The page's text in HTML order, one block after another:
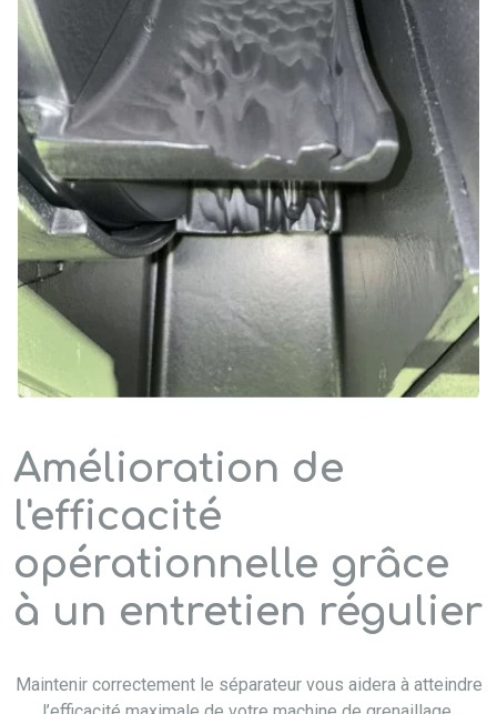
Amélioration de
l'efficacité
opérationnelle grâce
à un entretien régulier
Maintenir correctement le séparateur vous aidera à atteindre